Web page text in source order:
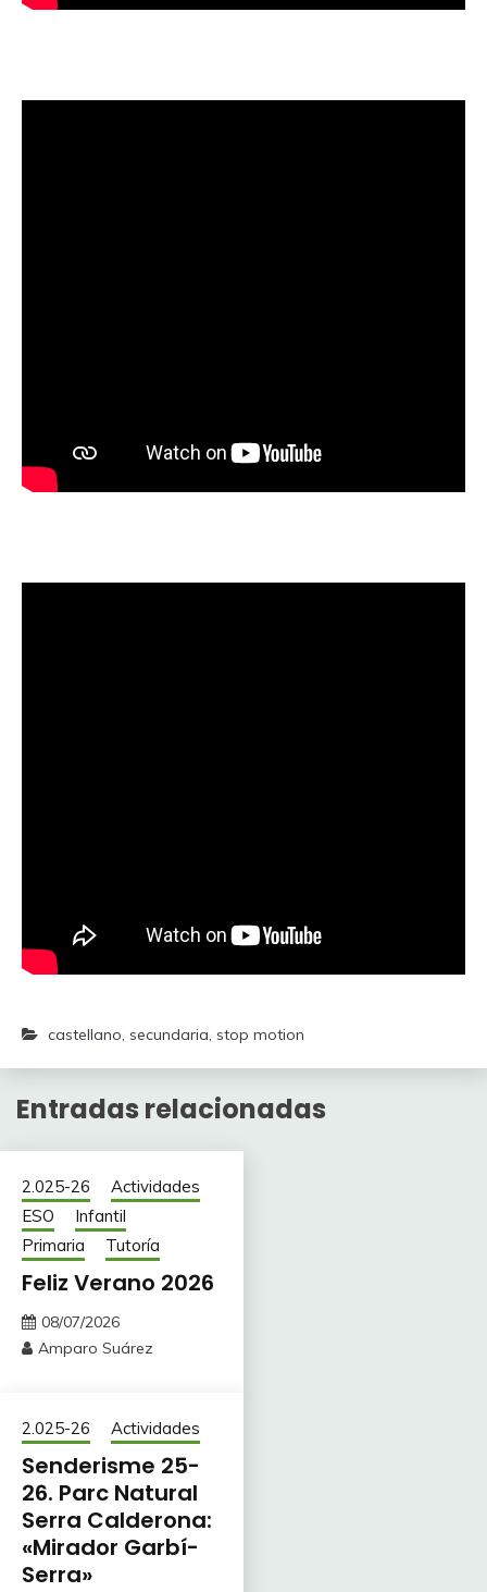
castellano, secundaria, stop motion
Entradas relacionadas
2.025-26
Actividades
ESO
Infantil
Primaria
Tutoría
Feliz Verano 2026
08/07/2026
Amparo Suárez
2.025-26 Actividades
Senderisme 25-
26. Parc Natural
Serra Calderona:
«Mirador Garbí-
Serra»